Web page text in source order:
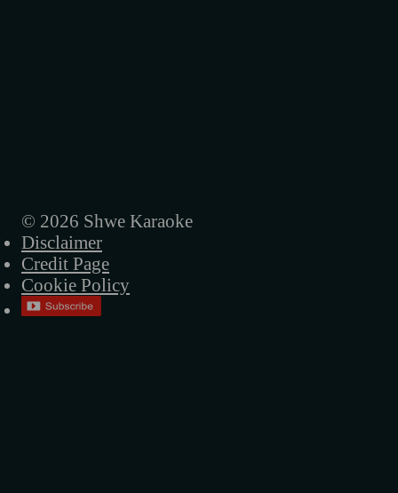
© 2026 Shwe Karaoke
Disclaimer
Credit Page
Cookie Policy